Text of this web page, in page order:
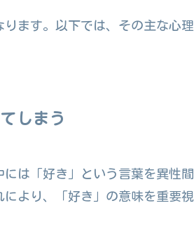
ます。以下では、その主な心理
しまう
は「好き」という言葉を異性間
より、「好き」の意味を重要視